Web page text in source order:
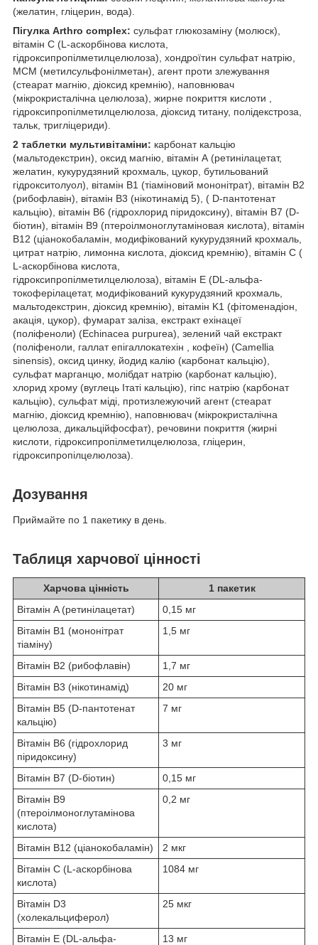
(желатин, гліцерин, вода).
Пігулка Arthro complex: сульфат глюкозаміну (молюск),
вітамін С (L-аскорбінова кислота,
гідроксипропілметилцелюлоза), хондроїтин сульфат натрію,
МСМ (метилсульфонілметан), агент проти злежування
(стеарат магнію, діоксид кремнію), наповнювач
(мікрокристалічна целюлоза), жирне покриття кислоти ,
гідроксипропілметилцелюлоза, діоксид титану, полідекстроза,
тальк, тригліцериди).
2 таблетки мультивітаміни: карбонат кальцію
(мальтодекстрин), оксид магнію, вітамін А (ретинілацетат,
желатин, кукурудзяний крохмаль, цукор, бутильований
гідрокситолуол), вітамін B1 (тіаміновий мононітрат), вітамін B2
(рибофлавін), вітамін B3 (нікотинамід 5), ( D-пантотенат
кальцію), вітамін B6 (гідрохлорид піридоксину), вітамін B7 (D-
біотин), вітамін B9 (птероілмоноглутаміновая кислота), вітамін
B12 (ціанокобаламін, модифікований кукурудзяний крохмаль,
цитрат натрію, лимонна кислота, діоксид кремнію), вітамін C (
L-аскорбінова кислота,
гідроксипропілметилцелюлоза), вітамін E (DL-альфа-
токоферілацетат, модифікований кукурудзяний крохмаль,
мальтодекстрин, діоксид кремнію), вітамін K1 (фітоменадіон,
акація, цукор), фумарат заліза, екстракт ехінацеї
(поліфеноли) (Echinacea purpurea), зелений чай екстракт
(поліфеноли, галлат епігаллокатехін , кофеїн) (Camellia
sinensis), оксид цинку, йодид калію (карбонат кальцію),
сульфат марганцю, молібдат натрію (карбонат кальцію),
хлорид хрому (вуглець Ітаті кальцію), гіпс натрію (карбонат
кальцію), сульфат міді, протизлежуючий агент (стеарат
магнію, діоксид кремнію), наповнювач (мікрокристалічна
целюлоза, дикальційфосфат), речовини покриття (жирні
кислоти, гідроксипропілметилцелюлоза, гліцерин,
гідроксипропілцелюлоза).
Дозування
Приймайте по 1 пакетику в день.
Таблиця харчової цінності
Харчова цінність
1 пакетик
Вітамін A (ретинілацетат)
0,15 мг
Вітамін B1 (мононітрат
тіаміну)
1,5 мг
Вітамін В2 (рибофлавін)
1,7 мг
Вітамін B3 (нікотинамід)
20 мг
Вітамін B5 (D-пантотенат
кальцію)
7 мг
Вітамін B6 (гідрохлорид
піридоксину)
3 мг
Вітамін B7 (D-біотин)
0,15 мг
Вітамін B9
(птероілмоноглутамінова
кислота)
0,2 мг
Вітамін B12 (ціанокобаламін)
2 мкг
Вітамін С (L-аскорбінова
кислота)
1084 мг
Вітамін D3
(холекальциферол)
25 мкг
Вітамін Е (DL-альфа- 13 мг